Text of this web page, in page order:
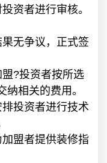
资者进行审核。
无争议，正式签
?投资者按所选
相关的费用。
投资者进行技术
盟者提供装修指